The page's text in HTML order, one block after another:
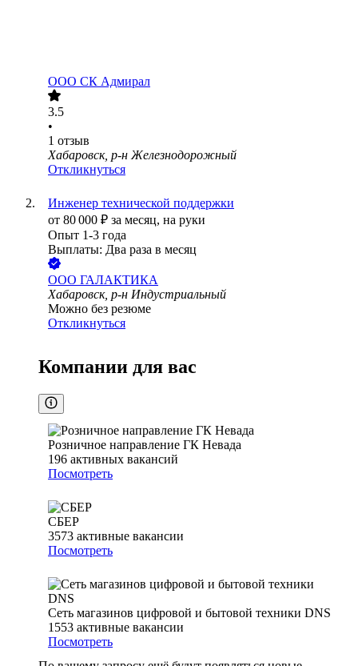
ООО СК Адмирал
3.5
•
1 отзыв
Хабаровск, р-н Железнодорожный
Откликнуться
Инженер технической поддержки
от 80 000 ₽ за месяц, на руки
Опыт 1-3 года
Выплаты: Два раза в месяц
ООО ГАЛАКТИКА
Хабаровск, р-н Индустриальный
Можно без резюме
Откликнуться
Компании для вас
Розничное направление ГК Невада
196 активных вакансий
Посмотреть
СБЕР
3573 активные вакансии
Посмотреть
Сеть магазинов цифровой и бытовой техники DNS
1553 активные вакансии
Посмотреть